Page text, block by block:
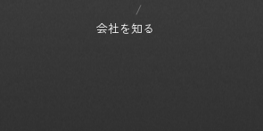
会社を知る